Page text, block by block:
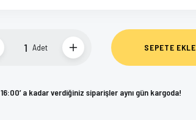
Adet SEPETE EKLE
16:00’ a kadar verdiğiniz siparişler aynı gün kargoda!